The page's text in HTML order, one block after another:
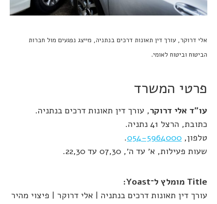
אלי דרוקר, עורך דין תאונות דרכים בנתניה, מייצג נפגעים מול חברות
הביטוח וביטוח לאומי.
פרטי המשרד
עו״ד אלי דרוקר, עורך דין תאונות דרכים בנתניה.
כתובת, הרצל 41 נתניה.
טלפון, 054-5964000
.
שעות פעילות, א׳ עד ה׳, 07,30 עד 22,30.
Title מומלץ ל־Yoast:
עורך דין תאונות דרכים בנתניה | אלי דרוקר | פיצוי מהיר